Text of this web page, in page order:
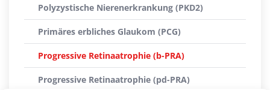
Polyzystische Nierenerkrankung (PKD2)
Primäres erbliches Glaukom (PCG)
Progressive Retinaatrophie (b-PRA)
Progressive Retinaatrophie (pd-PRA)